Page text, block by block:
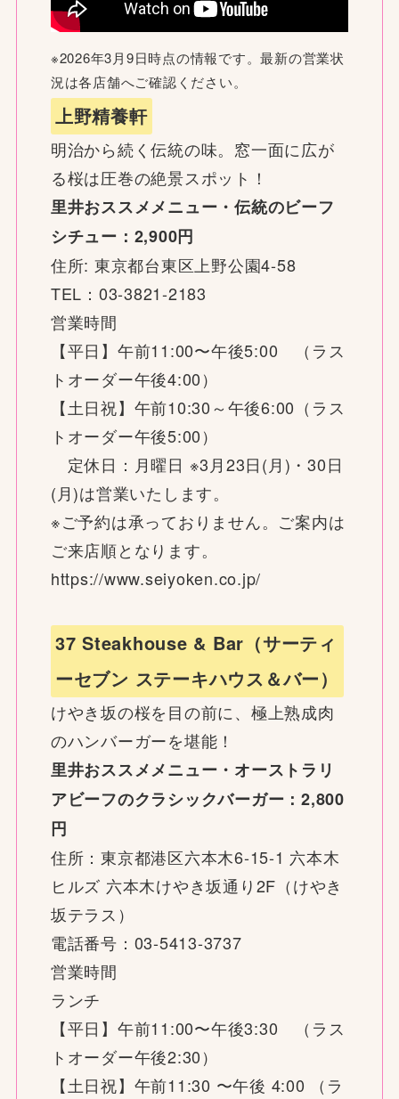
※2026年3月9日時点の情報です。最新の営業状
況は各店舗へご確認ください。
上野精養軒
明治から続く伝統の味。窓一面に広が
る桜は圧巻の絶景スポット！
里井おススメメニュー・伝統のビーフ
シチュー：2,900円
住所: 東京都台東区上野公園4-58
TEL：03-3821-2183
営業時間
【平日】午前11:00〜午後5:00 （ラス
トオーダー午後4:00）
【土日祝】午前10:30～午後6:00（ラス
トオーダー午後5:00）
定休日：月曜日 ※3月23日(月)・30日
(月)は営業いたします。
※ご予約は承っておりません。ご案内は
ご来店順となります。
https://www.seiyoken.co.jp/
37 Steakhouse & Bar（サーティ
ーセブン ステーキハウス＆バー）
けやき坂の桜を目の前に、極上熟成肉
のハンバーガーを堪能！
里井おススメメニュー・オーストラリ
アビーフのクラシックバーガー：2,800
円
住所：東京都港区六本木6-15-1 六本木
ヒルズ 六本木けやき坂通り2F（けやき
坂テラス）
電話番号：03-5413-3737
営業時間
ランチ
【平日】午前11:00〜午後3:30 （ラス
トオーダー午後2:30）
【土日祝】午前11:30 〜午後 4:00 （ラ